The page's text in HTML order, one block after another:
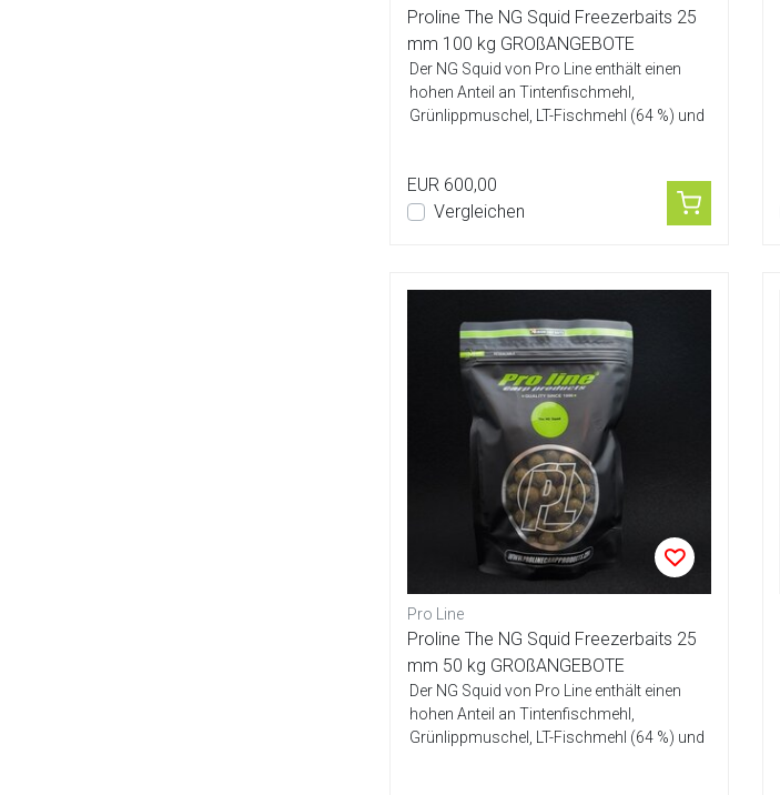
Proline The NG Squid Freezerbaits 25
mm 100 kg GROßANGEBOTE
Der NG Squid von Pro Line enthält einen
hohen Anteil an Tintenfischmehl,
Grünlippmuschel, LT-Fischmehl (64 %) und
EUR 600,00
Vergleichen
Pro Line
Proline The NG Squid Freezerbaits 25
mm 50 kg GROßANGEBOTE
Der NG Squid von Pro Line enthält einen
hohen Anteil an Tintenfischmehl,
Grünlippmuschel, LT-Fischmehl (64 %) und